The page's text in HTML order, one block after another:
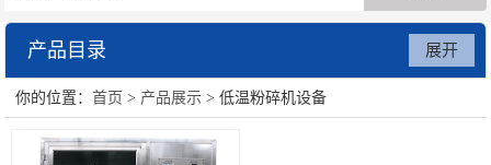
产品目录
超微粉碎机设备
低温粉碎机设备
展开
你的位置：首页 > 产品展示 > 低温粉碎机设备